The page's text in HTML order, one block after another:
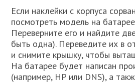
Если наклейки с корпуса
посмотреть модель на
Переверните его и найдите
быть одна). Переведите их в
и снимите крышку, чтобы
На батарее будет написан
(например, HP или DNS), а